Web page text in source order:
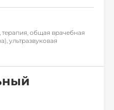
терапия, общая врачебная
ультразвуковая